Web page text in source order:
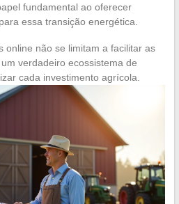
fundamental ao oferecer
essa transição energética.
online não se limitam a facilitar as
verdadeiro ecossistema de
cada investimento agrícola.